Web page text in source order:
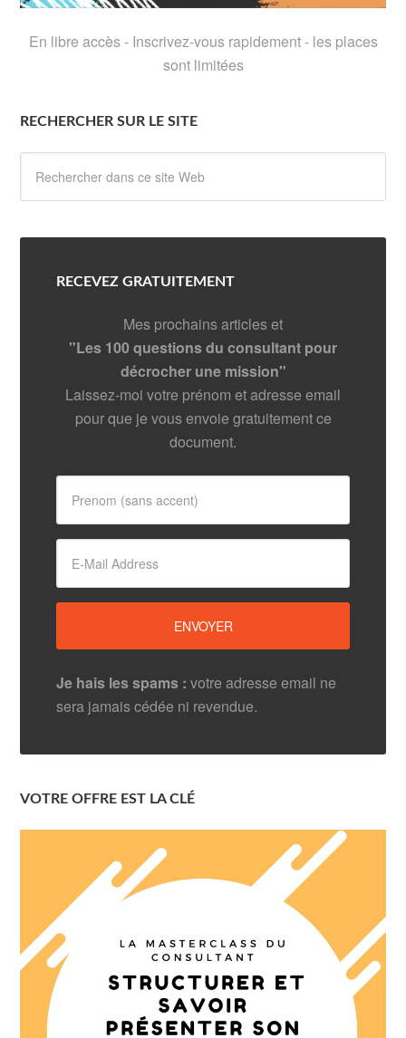
En libre accès - Inscrivez-vous rapidement - les places
sont limitées
RECHERCHER SUR LE SITE
RECEVEZ GRATUITEMENT
Mes prochains articles et
"Les 100 questions du consultant pour
décrocher une mission"
Laissez-moi votre prénom et adresse email
pour que je vous envoie gratuitement ce
document.
Je hais les spams : votre adresse email ne
sera jamais cédée ni revendue.
VOTRE OFFRE EST LA CLÉ